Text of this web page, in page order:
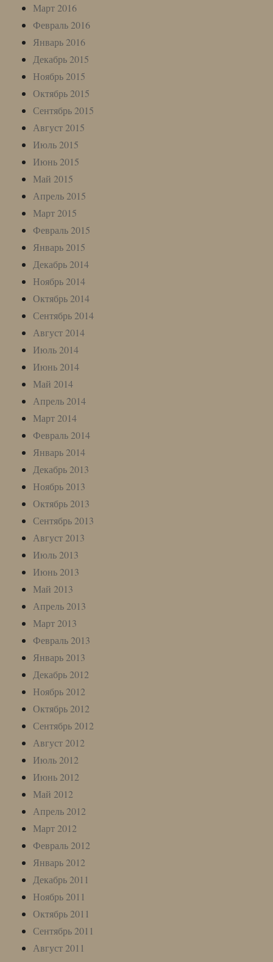
Март 2016
Февраль 2016
Январь 2016
Декабрь 2015
Ноябрь 2015
Октябрь 2015
Сентябрь 2015
Август 2015
Июль 2015
Июнь 2015
Май 2015
Апрель 2015
Март 2015
Февраль 2015
Январь 2015
Декабрь 2014
Ноябрь 2014
Октябрь 2014
Сентябрь 2014
Август 2014
Июль 2014
Июнь 2014
Май 2014
Апрель 2014
Март 2014
Февраль 2014
Январь 2014
Декабрь 2013
Ноябрь 2013
Октябрь 2013
Сентябрь 2013
Август 2013
Июль 2013
Июнь 2013
Май 2013
Апрель 2013
Март 2013
Февраль 2013
Январь 2013
Декабрь 2012
Ноябрь 2012
Октябрь 2012
Сентябрь 2012
Август 2012
Июль 2012
Июнь 2012
Май 2012
Апрель 2012
Март 2012
Февраль 2012
Январь 2012
Декабрь 2011
Ноябрь 2011
Октябрь 2011
Сентябрь 2011
Август 2011